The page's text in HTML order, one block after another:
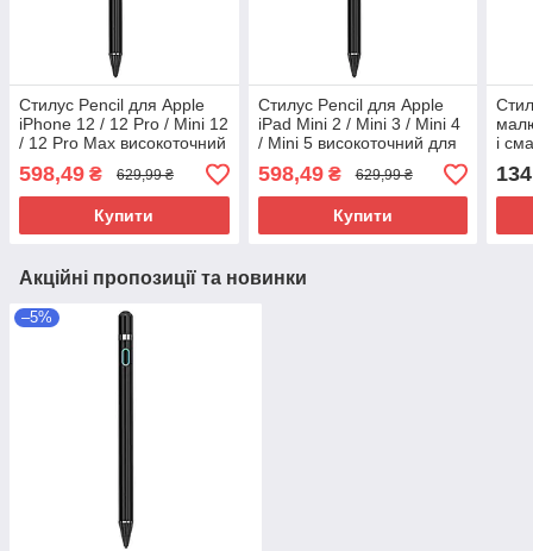
Стилус Pencil для Apple
iPhone 12 / 12 Pro / Mini 12
/ 12 Pro Max високоточний
598,49 ₴ 629,99 ₴
Купити
Стилус Pencil для Apple
iPad Mini 2 / Mini 3 / Mini 4
/ Mini 5 високоточний для
598,49₴ 629,99 ₴
Купити
і
Акційні пропозиції та новинки
–5%